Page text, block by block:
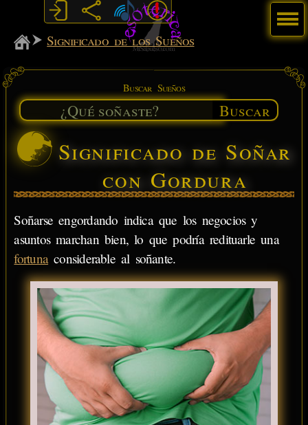
MiSabueso
Significado de los Sueños
Buscar Sueños
Buscar
Significado de Soñar
con Gordura
Soñarse engordando indica que los negocios y
asuntos marchan bien, lo que podría redituarle una
fortunaconsiderable al soñante.
Menú